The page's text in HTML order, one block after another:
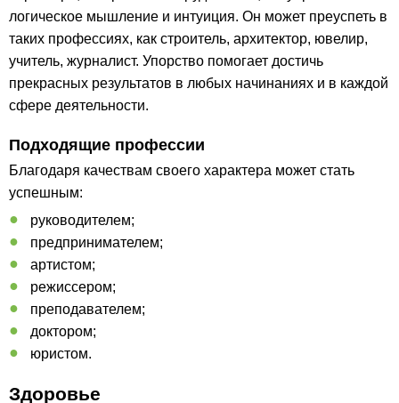
логическое мышление и интуиция. Он может преуспеть в
таких профессиях, как строитель, архитектор, ювелир,
учитель, журналист. Упорство помогает достичь
прекрасных результатов в любых начинаниях и в каждой
сфере деятельности.
Подходящие профессии
Благодаря качествам своего характера может стать
успешным:
руководителем;
предпринимателем;
артистом;
режиссером;
преподавателем;
доктором;
юристом.
Здоровье